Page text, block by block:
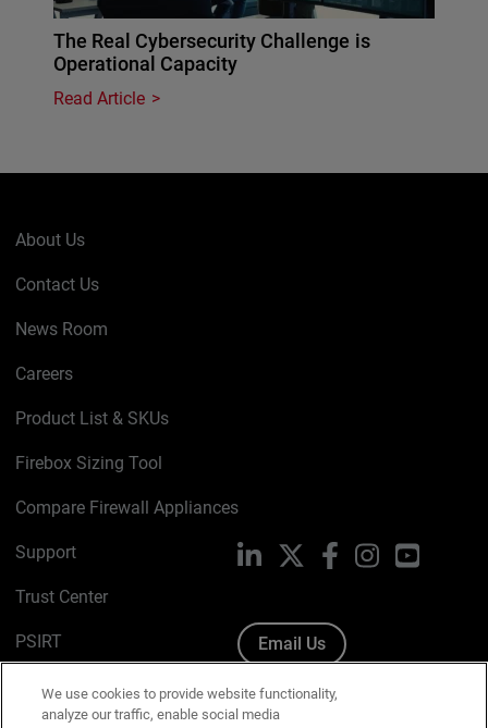
The Real Cybersecurity Challenge is
Operational Capacity
Read Article
About Us
Contact Us
News Room
Careers
Product List & SKUs
Firebox Sizing Tool
Compare Firewall Appliances
Support
Trust Center
PSIRT
Cookie Policy
LinkedIn FacebookInstagramYouTube
Email Us
We use cookies to provide website functionality,
analyze our traffic, enable social media